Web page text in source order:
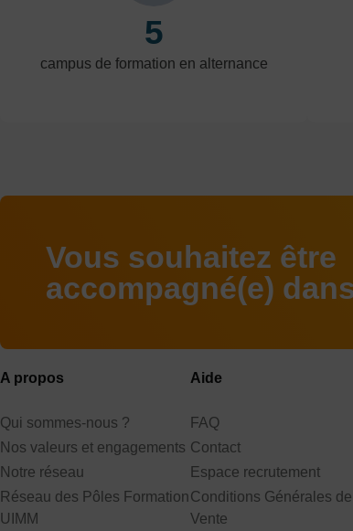
5
campus de formation en alternance
Vous souhaitez être
accompagné(e)
A propos
Qui sommes-nous ?
Nos valeurs et engagements
Notre réseau
Réseau des Pôles Formation
UIMM
Aide
FAQ
Contact
Espace recrutement
Conditions Générales de
Vente